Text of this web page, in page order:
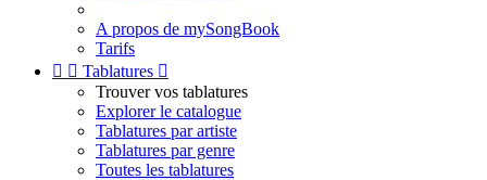
A propos de mySongBook
Tarifs
  Tablatures 
Trouver vos tablatures
Explorer le catalogue
Tablatures par artiste
Tablatures par genre
Toutes les tablatures